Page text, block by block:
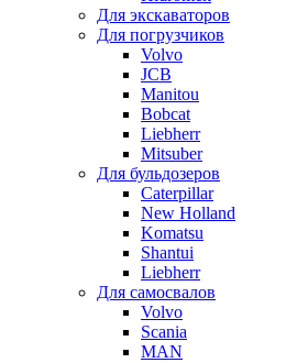
Для экскаваторов
Для погрузчиков
Volvo
JCB
Manitou
Bobcat
Liebherr
Mitsuber
Для бульдозеров
Caterpillar
New Holland
Komatsu
Shantui
Liebherr
Для самосвалов
Volvo
Scania
MAN